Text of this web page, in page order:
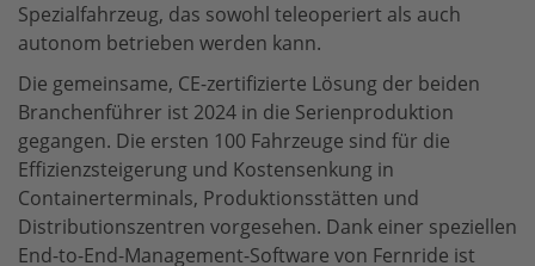
Spezialfahrzeug, das sowohl teleoperiert als auch
autonom betrieben werden kann.
Die gemeinsame, CE-zertifizierte Lösung der beiden
Branchenführer ist 2024 in die Serienproduktion
gegangen. Die ersten 100 Fahrzeuge sind für die
Effizienzsteigerung und Kostensenkung in
Containerterminals, Produktionsstätten und
Distributionszentren vorgesehen. Dank einer speziellen
End-to-End-Management-Software von Fernride ist